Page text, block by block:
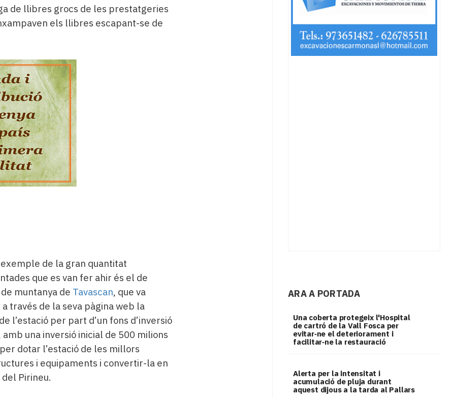
de llibres grocs de les prestatgeries
els llibres escapant-se de
de la gran quantitat
que es van fer ahir és el de
de muntanya de Tavascan, que va
través de la seva pàgina web la
l’estació per part d’un fons d’inversió
amb una inversió inicial de 500 milions
per dotar l’estació de les millors
i equipaments i convertir-la en
del Pirineu.
ARA A PORTADA
Una coberta protegeix l'Hospital
de cartró de la Vall Fosca per
evitar‑ne el deteriorament i
facilitar‑ne la restauració
Alerta per la intensitat i
acumulació de pluja durant
aquest dijous a la tarda al Pallars